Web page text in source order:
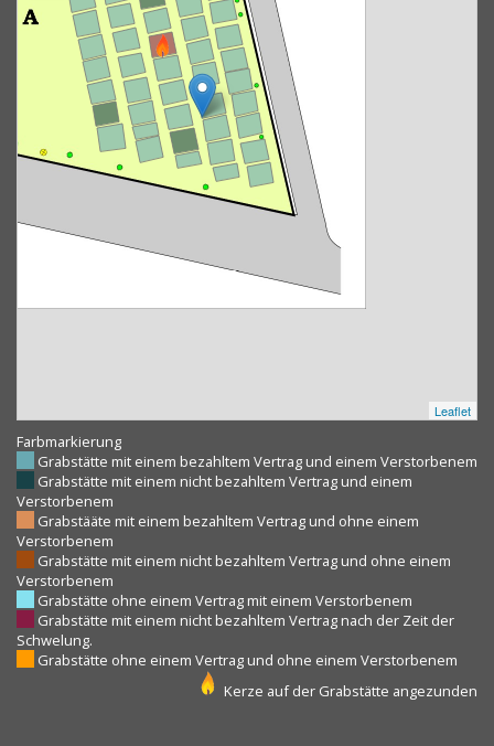
Leaflet
Farbmarkierung
Grabstätte mit einem bezahltem Vertrag und einem Verstorbenem
Grabstätte mit einem nicht bezahltem Vertrag und einem
Verstorbenem
Grabstääte mit einem bezahltem Vertrag und ohne einem
Verstorbenem
Grabstätte mit einem nicht bezahltem Vertrag und ohne einem
Verstorbenem
Grabstätte ohne einem Vertrag mit einem Verstorbenem
Grabstätte mit einem nicht bezahltem Vertrag nach der Zeit der
Schwelung.
Grabstätte ohne einem Vertrag und ohne einem Verstorbenem
Kerze auf der Grabstätte angezunden